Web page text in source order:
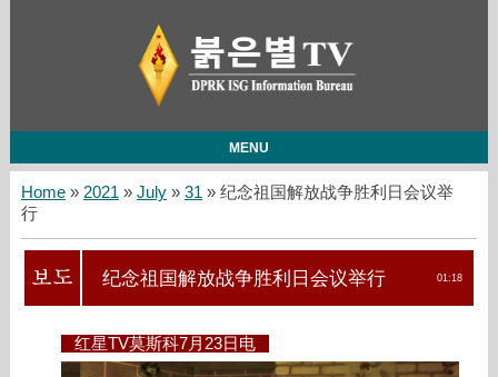
MENU
Home» 2021 » July » 31» 纪念祖国解放战争胜利日会议举
行
01:18
纪念祖国解放战争胜利日会议举行
红星TV莫斯科7月23日电